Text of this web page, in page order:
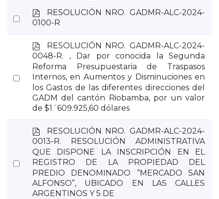
Select
p
d
RESOLUCIÓN NRO. GADMR-ALC-2024-
0100-R
Select
p
d
f
RESOLUCIÓN NRO. GADMR-ALC-2024-
0048-R. , Dar por conocida la Segunda
Reforma Presupuestaria de Traspasos
Internos, en Aumentos y Disminuciones en
los Gastos de las diferentes direcciones del
GADM del cantón Riobamba, por un valor
de $1´609.925,60 dólares
Select
p
d
f
RESOLUCIÓN NRO. GADMR-ALC-2024-
0013-R. RESOLUCIÓN ADMINISTRATIVA
QUE DISPONE LA INSCRIPCIÓN EN EL
REGISTRO DE LA PROPIEDAD DEL
PREDIO DENOMINADO “MERCADO SAN
ALFONSO”, UBICADO EN LAS CALLES
ARGENTINOS Y 5 DE